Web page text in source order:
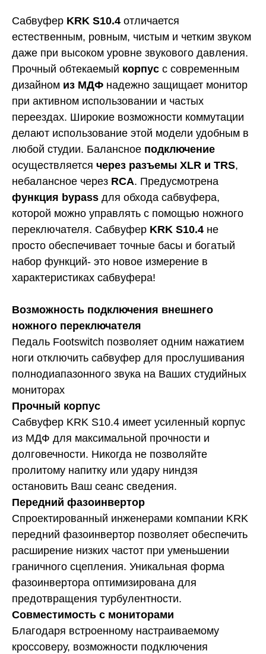
Cабвуфер KRK S10.4 отличается
естественным, ровным, чистым и четким звуком
даже при высоком уровне звукового давления.
Прочный обтекаемый корпус с современным
дизайном из МДФ надежно защищает монитор
при активном использовании и частых
переездах. Широкие возможности коммутации
делают использование этой модели удобным в
любой студии. Балансное подключение
осуществляется через разъемы XLR и TRS,
небалансное через RCA. Предусмотрена
функция bypass для обхода сабвуфера,
которой можно управлять с помощью ножного
переключателя. Сабвуфер KRK S10.4 не
просто обеспечивает точные басы и богатый
набор функций- это новое измерение в
характеристиках сабвуфера!
Возможность подключения внешнего
ножного переключателя
Педаль Footswitch позволяет одним нажатием
ноги отключить сабвуфер для прослушивания
полнодиапазонного звука на Ваших студийных
мониторах
Прочный корпус
Сабвуфер KRK S10.4 имеет усиленный корпус
из МДФ для максимальной прочности и
долговечности. Никогда не позволяйте
пролитому напитку или удару ниндзя
остановить Ваш сеанс сведения.
Передний фазоинвертор
Спроектированный инженерами компании KRK
передний фазоинвертор позволяет обеспечить
расширение низких частот при уменьшении
граничного сцепления. Уникальная форма
фазоинвертора оптимизирована для
предотвращения турбулентности.
Совместимость с мониторами
Благодаря встроенному настраиваемому
кроссоверу, возможности подключения